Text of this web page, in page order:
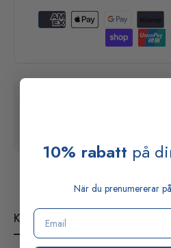
KUVAUS
10% rabatt på
När du prenumererar
Email